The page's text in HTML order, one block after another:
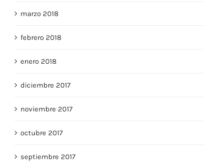
marzo 2018
febrero 2018
enero 2018
diciembre 2017
noviembre 2017
octubre 2017
septiembre 2017